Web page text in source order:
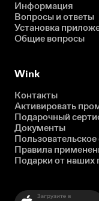
Информация
Вопросы и ответы
Установка
Общие вопросы
Wink
Контакты
Активировать
Подарочный
Документы
Правила
Подарки от наших